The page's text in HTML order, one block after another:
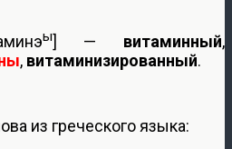
ы] — витаминный,
, витаминизированный.
из греческого языка: